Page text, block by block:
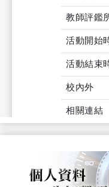
教師評鑑
活動開始
活動結束
校內外
相關連結